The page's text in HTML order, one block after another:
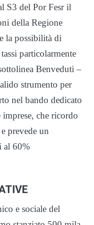
S3 del Por Fesr il
della Regione
la possibilità di
particolarmente
Benveduti –
strumento per
nel bando dedicato
che ricordo
prevede un
al 60%
e sociale del